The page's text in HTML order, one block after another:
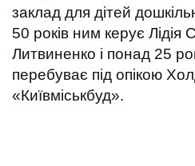
заклад для дітей
50 років ним керує Лідія
Литвиненко і понад 25
перебуває під опікою
«Київміськбуд».